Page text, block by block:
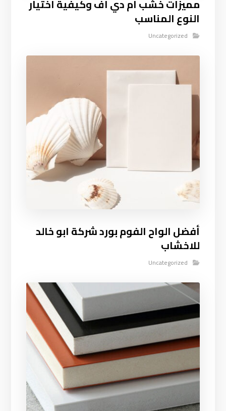
مميزات خشب ام دي اف وكيفية اختيار
النوع المناسب
Uncategorized
أفضل الواح الفوم بورد شركة ابو خالد
للاخشاب
Uncategorized